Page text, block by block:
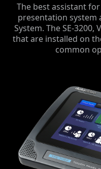
The best assistant
presentation system
System. The SE-3200,
that are installed on
common